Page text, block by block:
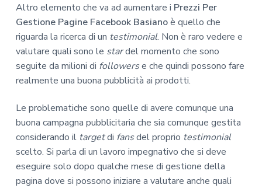
Altro elemento che va ad aumentare i Prezzi Per
Gestione Pagine Facebook Basianoè quello che
riguarda la ricerca di un testimonial. Non è raro vedere e
valutare quali sono le stardel momento che sono
seguite da milioni di followerse che quindi possono fare
realmente una buona pubblicità ai prodotti.
Le problematiche sono quelle di avere comunque una
buona campagna pubblicitaria che sia comunque gestita
considerando il targetdi fansdel proprio testimonial
scelto. Si parla di un lavoro impegnativo che si deve
eseguire solo dopo qualche mese di gestione della
pagina dove si possono iniziare a valutare anche quali